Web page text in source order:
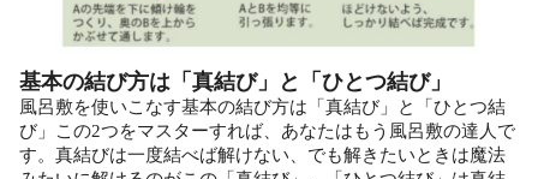
基本の結び方は「真結び」と「ひとつ結び」
風呂敷を使いこなす基本の結び方は「真結び」と「ひとつ結
び」この2つをマスターすれば、あなたはもう風呂敷の達人で
す。真結びは一度結べば解けない、でも解きたいときは魔法